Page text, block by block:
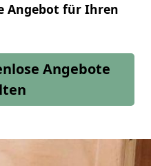
Angebot für Ihren
Angebote